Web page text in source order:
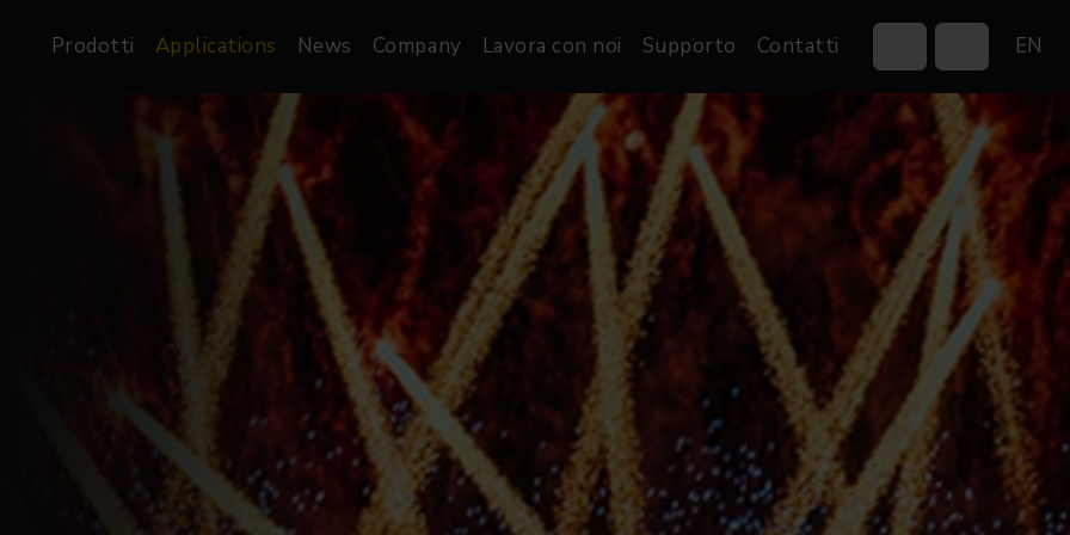
Prodotti
Architetturale
Proiettori di Immagini
Proiettori Gallery
Proiettori lineari
Pendants
Video
Schermi LED
Schermi LED XR-VP
Control Systems
Controllers
Wireless DMX Boxes
Networking &
Distribution
Software
Gobos
Custom gobos
Merchandise
Applications
TV & Broadcast Eventi & Fiere
News Company Lavora con noi Supporto Contatti EN